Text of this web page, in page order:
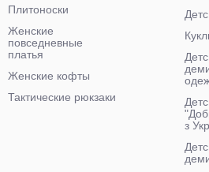
Плитоноски
Женские
повседневные
платья
Женские кофты
Тактические рюкзаки
з